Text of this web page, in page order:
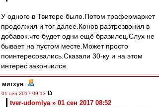
У одного в Твитере было.Потом трафермаркет
продолжил и тог далее.Конов разтрезвонил в
добавок.что будет одни ещё бразилец.Слух не
бывает на пустом месте.Может просто
поинтересовались.Сказали 30-ку и на этом
интерес закончился.
митхун -
01 сен 2017 09:13
tver-udomlya » 01 сен 2017 08:52